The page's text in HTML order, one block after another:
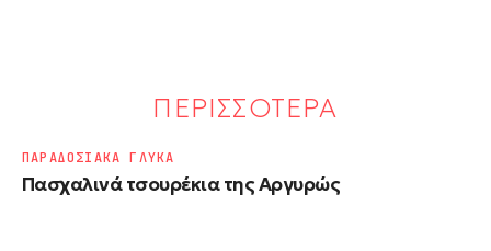
ΠΕΡΙΣΣΟΤΕΡΑ
Πασχαλινά τσουρέκια της Αργυρώς
ΠΑΡΑΔΟΣΙΑΚΑ ΓΛΥΚΑ